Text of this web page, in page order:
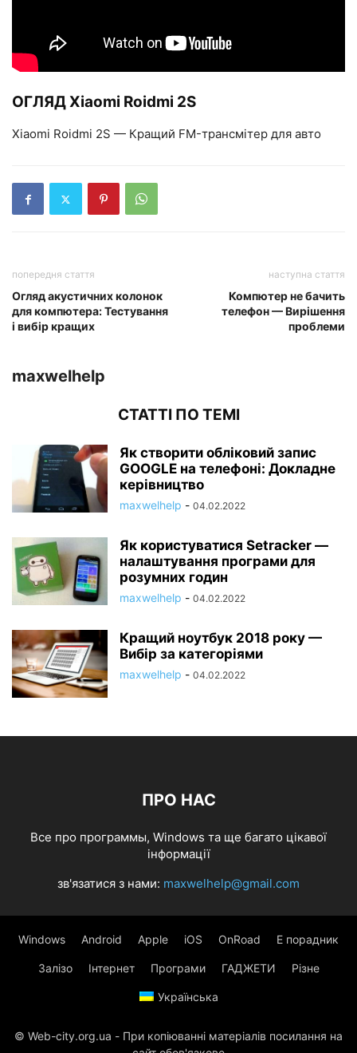
ОГЛЯД Xiaomi Roidmi 2S
Xiaomi Roidmi 2S — Кращий FM-трансмітер для авто
попередня стаття
Огляд акустичних колонок
для компютера: Тестування
і вибір кращих
наступна стаття
Компютер не бачить
телефон — Вирішення
проблеми
maxwelhelp
СТАТТІ ПО ТЕМІ
Як створити обліковий запис
GOOGLE на телефоні: Докладне
керівництво
maxwelhelp - 04.02.2022
Як користуватися Setracker —
налаштування програми для
розумних годин
maxwelhelp - 04.02.2022
Кращий ноутбук 2018 року —
Вибір за категоріями
maxwelhelp - 04.02.2022
ПРО НАС
Все про программы, Windows та ще багато цікавої
інформації
зв'язатися з нами: maxwelhelp@gmail.com
Windows Android Apple iOS OnRoad Е порадник
Залізо Інтернет Програми ГАДЖЕТИ Різне
Українська
© Web-city.org.ua - При копіюванні матеріалів посилання на